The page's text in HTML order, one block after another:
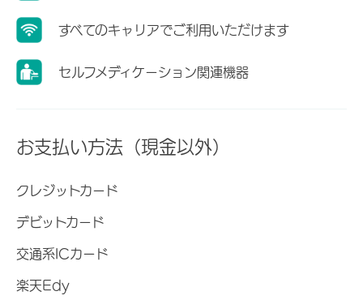
すべてのキャリアでご利用いただけます
セルフメディケーション関連機器
お支払い方法（現金以外）
クレジットカード
デビットカード
交通系ICカード
楽天Edy